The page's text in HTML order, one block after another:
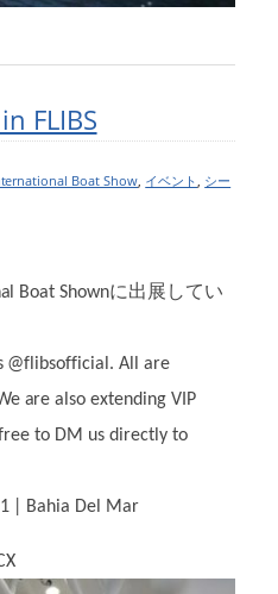
FLIBS
Boat Show イベント シー
Boat Shownに出展してい
@flibsofficial. All are
are also extending VIP
to DM us directly to
| Bahia Del Mar